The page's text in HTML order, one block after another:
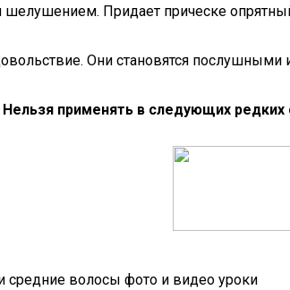
Придает прическе
Они становятся послушными
Нельзя применять в следующих редких
волосы фото и видео уроки